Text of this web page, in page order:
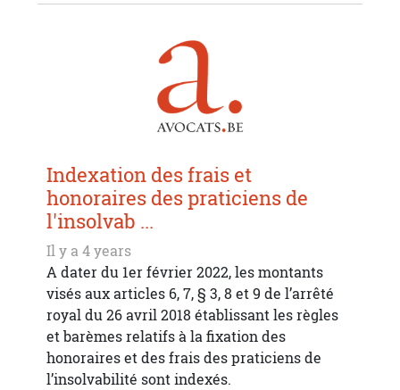
Indexation des frais et
honoraires des praticiens de
l'insolvab ...
Il y a 4 years
A dater du 1er février 2022, les montants
visés aux articles 6, 7, § 3, 8 et 9 de l’arrêté
royal du 26 avril 2018 établissant les règles
et barèmes relatifs à la fixation des
honoraires et des frais des praticiens de
l’insolvabilité sont indexés.